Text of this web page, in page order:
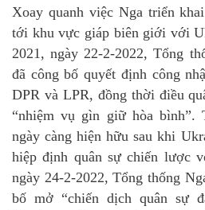
Xoay quanh việc Nga triển
tới khu vực giáp biên giới với
2021, ngày 22-2-2022, Tổng
đã công bố quyết định công
DPR và LPR, đồng thời điều
“nhiệm vụ gìn giữ hòa bình”.
ngày càng hiện hữu sau khi
hiệp định quân sự chiến lược
ngày 24-2-2022, Tổng thống
bố mở “chiến dịch quân sự